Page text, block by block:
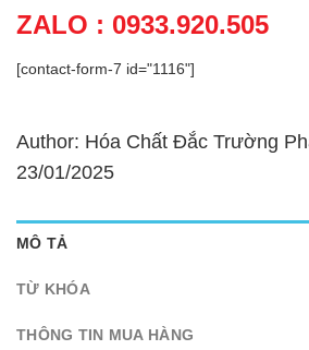
ZALO : 0933.920.505
[contact-form-7 id="1116"]
Author: Hóa Chất Đắc Trường
23/01/2025
MÔ TẢ
TỪ KHÓA
THÔNG TIN MUA HÀNG